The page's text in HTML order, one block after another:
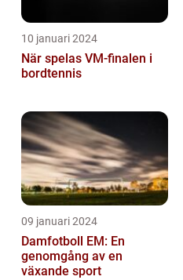
10 januari 2024
När spelas VM-finalen i
bordtennis
09 januari 2024
Damfotboll EM: En
genomgång av en
växande sport